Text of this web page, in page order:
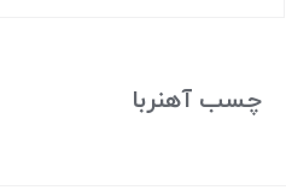
چسب آهنربا